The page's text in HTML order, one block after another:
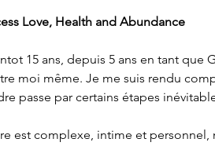
Love, Health and Abundance
15 ans, depuis 5 ans en tant que
moi même. Je me suis rendu
passe par certains étapes
est complexe, intime et